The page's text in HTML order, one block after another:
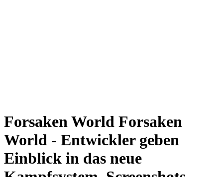
Follow us
Forsaken World Forsaken
World - Entwickler geben
Einblick in das neue